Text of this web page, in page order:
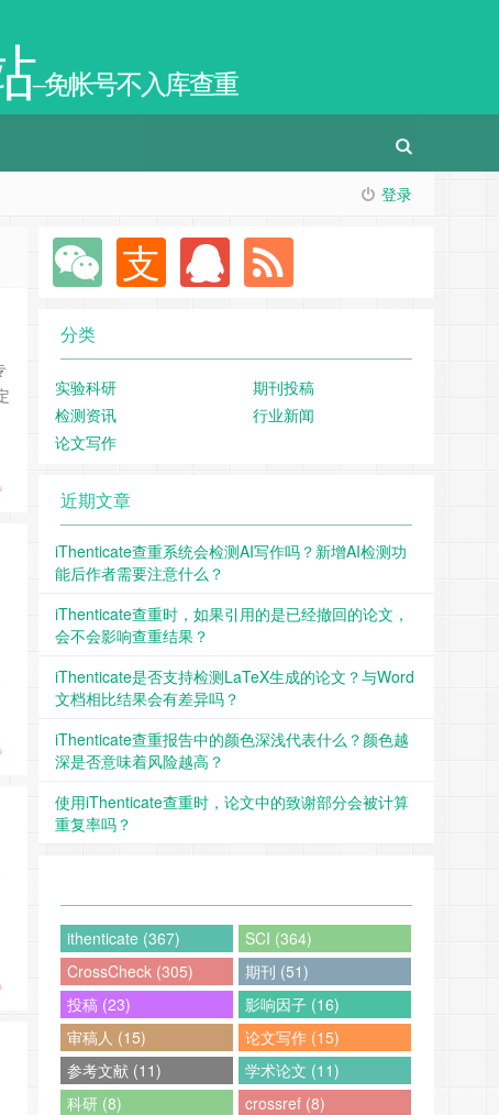
–免帐号不入库查重
登录
分类
实验科研
期刊投稿
检测资讯
行业新闻
论文写作
近期文章
iThenticate查重系统会检测AI写作吗？新增AI检测功
能后作者需要注意什么？
iThenticate查重时，如果引用的是已经撤回的论文，
会不会影响查重结果？
iThenticate是否支持检测LaTeX生成的论文？与Word
文档相比结果会有差异吗？
iThenticate查重报告中的颜色深浅代表什么？颜色越
深是否意味着风险越高？
使用iThenticate查重时，论文中的致谢部分会被计算
重复率吗？
ithenticate (367)
SCI (364)
CrossCheck (305)
期刊 (51)
投稿 (23)
影响因子 (16)
审稿人 (15)
论文写作 (15)
参考文献 (11)
学术论文 (11)
科研 (8)
crossref (8)